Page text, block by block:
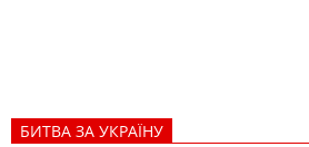
БИТВА ЗА УКРАЇНУ